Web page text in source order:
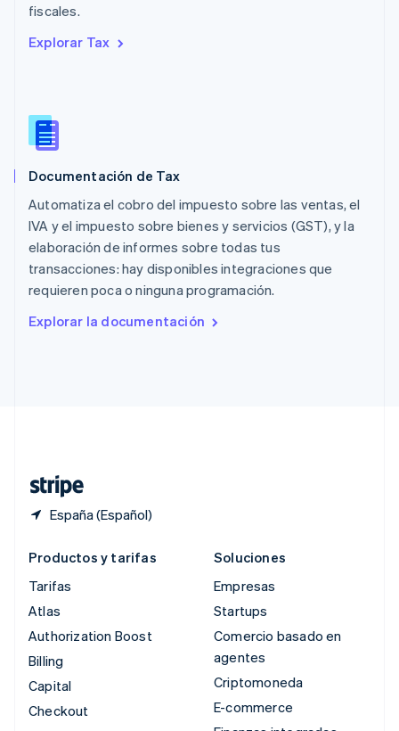
fiscales.
Explorar Tax
Documentación de Tax
Automatiza el cobro del impuesto sobre las ventas, el
IVA y el impuesto sobre bienes y servicios (GST), y la
elaboración de informes sobre todas tus
transacciones: hay disponibles integraciones que
requieren poca o ninguna programación.
Explorar la documentación
España (Español)
Noruega
English
Polonia
English
Portugal
RAE de Hong Kong, China
English简体中文
Reino Unido
República Checa
English
English
Productos y tarifas
Tarifas
Atlas
Authorization Boost
Billing
Capital
Checkout
Soluciones
Empresas
Startups
Comercio basado en
agentes
Criptomoneda
E-commerce